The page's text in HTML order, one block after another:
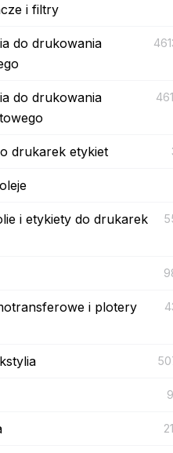
i filtry
do drukowania
do drukowania
drukarek etykiet
i etykiety do drukarek
i plotery